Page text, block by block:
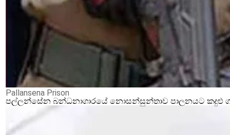
Pallansena Prison
පල්ලන්සේන බන්ධනාගාරයේ නොසන්සුන්තාව පාලනයට කදුළු